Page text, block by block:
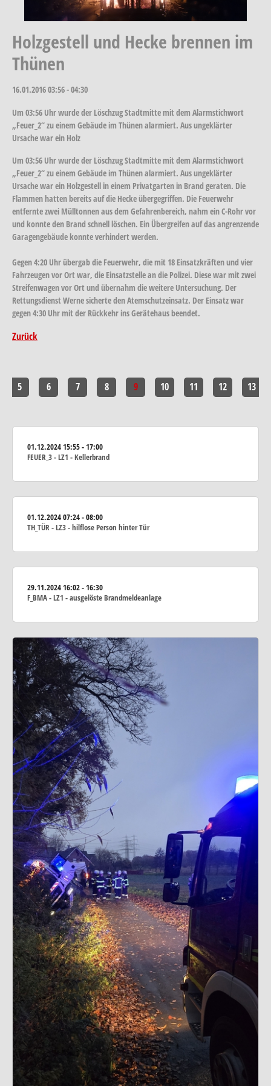
Holzgestell und Hecke brennen im
Thünen
16.01.201603:56 - 04:30
Um 03:56 Uhr wurde der Löschzug Stadtmitte mit dem Alarmstichwort
„Feuer_2“ zu einem Gebäude im Thünen alarmiert. Aus ungeklärter
Ursache war ein Holz
Um 03:56 Uhr wurde der Löschzug Stadtmitte mit dem Alarmstichwort
„Feuer_2“ zu einem Gebäude im Thünen alarmiert. Aus ungeklärter
Ursache war ein Holzgestell in einem Privatgarten in Brand geraten. Die
Flammen hatten bereits auf die Hecke übergegriffen. Die Feuerwehr
entfernte zwei Mülltonnen aus dem Gefahrenbereich, nahm ein C-Rohr vor
und konnte den Brand schnell löschen. Ein Übergreifen auf das angrenzende
Garagengebäude konnte verhindert werden.
Gegen 4:20 Uhr übergab die Feuerwehr, die mit 18 Einsatzkräften und vier
Fahrzeugen vor Ort war, die Einsatzstelle an die Polizei. Diese war mit zwei
Streifenwagen vor Ort und übernahm die weitere Untersuchung. Der
Rettungsdienst Werne sicherte den Atemschutzeinsatz. Der Einsatz war
gegen 4:30 Uhr mit der Rückkehr ins Gerätehaus beendet.
Zurück
5 6 7 8 9 10 11 12 13
01.12.202415:55 - 17:00
FEUER_3 - LZ1 - Kellerbrand
01.12.202407:24 - 08:00
TH_TÜR - LZ3 - hilflose Person hinter Tür
29.11.202416:02 - 16:30
F_BMA - LZ1 - ausgelöste Brandmeldeanlage